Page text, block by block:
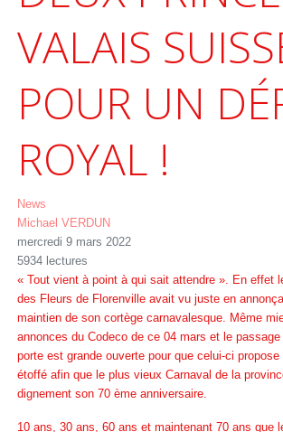
VALAIS
POUR UN
ROYAL !
News
Michael VERDUN
mercredi 9 mars 2022
5934 lectures
« Tout vient à point à qui sait attendre ». En effet
des Fleurs de Florenville avait vu juste en
maintien de son cortège carnavalesque. Même
annonces du Codeco de ce 04 mars et le
porte est grande ouverte pour que celui-ci propose
étoffé afin que le plus vieux Carnaval de la
dignement son 70 ème anniversaire.
10 ans, 30 ans, 60 ans et maintenant 70 ans que